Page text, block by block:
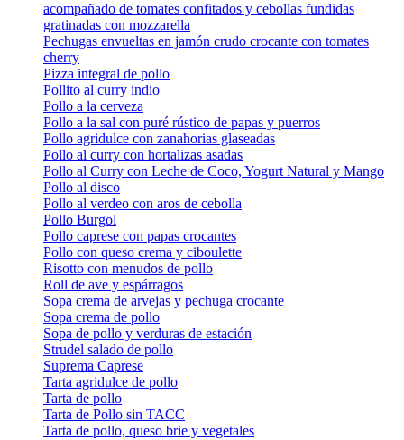
acompañado de tomates confitados y cebollas fundidas
gratinadas con mozzarella
Pechugas envueltas en jamón crudo crocante con tomates
cherry
Pizza integral de pollo
Pollito al curry indio
Pollo a la cerveza
Pollo a la sal con puré rústico de papas y puerros
Pollo agridulce con zanahorias glaseadas
Pollo al curry con hortalizas asadas
Pollo al Curry con Leche de Coco, Yogurt Natural y Mango
Pollo al disco
Pollo al verdeo con aros de cebolla
Pollo Burgol
Pollo caprese con papas crocantes
Pollo con queso crema y ciboulette
Risotto con menudos de pollo
Roll de ave y espárragos
Sopa crema de arvejas y pechuga crocante
Sopa crema de pollo
Sopa de pollo y verduras de estación
Strudel salado de pollo
Suprema Caprese
Tarta agridulce de pollo
Tarta de pollo
Tarta de Pollo sin TACC
Tarta de pollo, queso brie y vegetales